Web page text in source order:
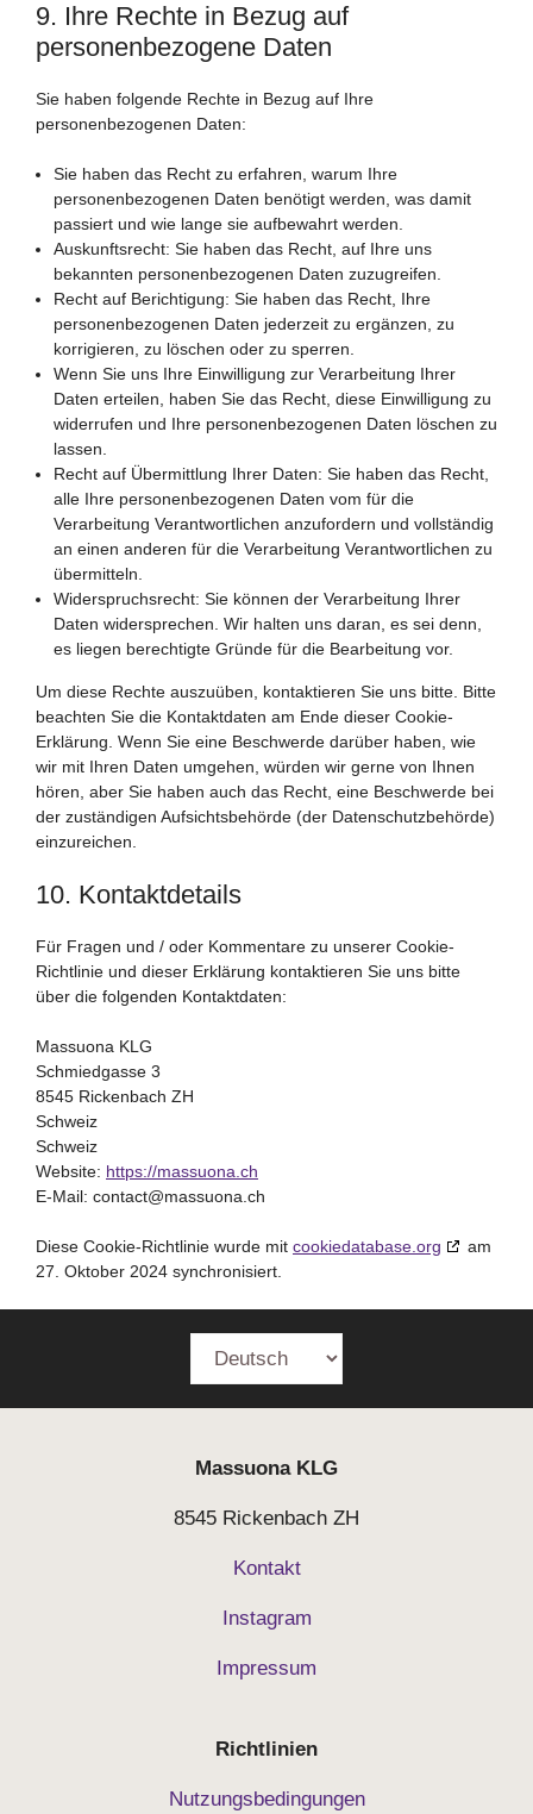
9. Ihre Rechte in Bezug auf
personenbezogene Daten
Sie haben folgende Rechte in Bezug auf Ihre
personenbezogenen Daten:
Sie haben das Recht zu erfahren, warum Ihre
personenbezogenen Daten benötigt werden, was damit
passiert und wie lange sie aufbewahrt werden.
Auskunftsrecht: Sie haben das Recht, auf Ihre uns
bekannten personenbezogenen Daten zuzugreifen.
Recht auf Berichtigung: Sie haben das Recht, Ihre
personenbezogenen Daten jederzeit zu ergänzen, zu
korrigieren, zu löschen oder zu sperren.
Wenn Sie uns Ihre Einwilligung zur Verarbeitung Ihrer
Daten erteilen, haben Sie das Recht, diese Einwilligung zu
widerrufen und Ihre personenbezogenen Daten löschen zu
lassen.
Recht auf Übermittlung Ihrer Daten: Sie haben das Recht,
alle Ihre personenbezogenen Daten vom für die
Verarbeitung Verantwortlichen anzufordern und vollständig
an einen anderen für die Verarbeitung Verantwortlichen zu
übermitteln.
Widerspruchsrecht: Sie können der Verarbeitung Ihrer
Daten widersprechen. Wir halten uns daran, es sei denn,
es liegen berechtigte Gründe für die Bearbeitung vor.
Um diese Rechte auszuüben, kontaktieren Sie uns bitte. Bitte
beachten Sie die Kontaktdaten am Ende dieser Cookie-
Erklärung. Wenn Sie eine Beschwerde darüber haben, wie
wir mit Ihren Daten umgehen, würden wir gerne von Ihnen
hören, aber Sie haben auch das Recht, eine Beschwerde bei
der zuständigen Aufsichtsbehörde (der Datenschutzbehörde)
einzureichen.
10. Kontaktdetails
Für Fragen und / oder Kommentare zu unserer Cookie-
Richtlinie und dieser Erklärung kontaktieren Sie uns bitte
über die folgenden Kontaktdaten:
Massuona KLG
Schmiedgasse 3
8545 Rickenbach ZH
Schweiz
Schweiz
Website: https://massuona.ch
E-Mail: contact@massuona.ch
Diese Cookie-Richtlinie wurde mit cookiedatabase.org
am
27. Oktober 2024 synchronisiert.
Massuona KLG
8545 Rickenbach ZH
Kontakt
Instagram
Impressum
Richtlinien
Nutzungsbedingungen